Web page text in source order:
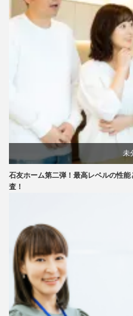
未
石友ホーム第二弾！最高レベルの性
査！